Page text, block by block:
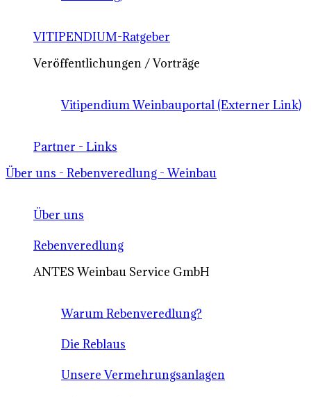
VITIPENDIUM-Ratgeber
Veröffentlichungen / Vorträge
Vitipendium Weinbauportal (Externer Link)
Partner - Links
Über uns - Rebenveredlung - Weinbau
Über uns
Rebenveredlung
ANTES Weinbau Service GmbH
Warum Rebenveredlung?
Die Reblaus
Unsere Vermehrungsanlagen